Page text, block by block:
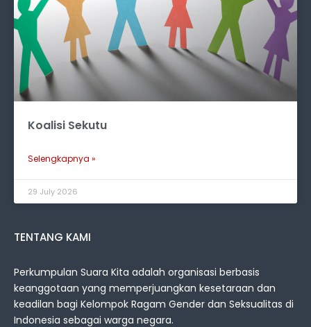
Koalisi Sekutu
Selengkapnya »
29 July 2026
TENTANG KAMI
Perkumpulan Suara Kita adalah organisasi berbasis
keanggotaan yang memperjuangkan kesetaraan dan
keadilan bagi Kelompok Ragam Gender dan Seksualitas di
Indonesia sebagai warga negara.